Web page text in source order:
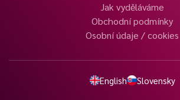
Jak vyděláváme
Obchodní podmínky
Osobní údaje / cookies
English Slovensky